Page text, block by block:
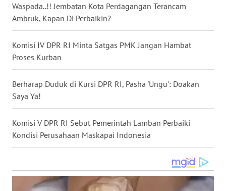
Waspada..!! Jembatan Kota Perdagangan Terancam
Ambruk, Kapan Di Perbaikin?
Komisi IV DPR RI Minta Satgas PMK Jangan Hambat
Proses Kurban
Berharap Duduk di Kursi DPR RI, Pasha 'Ungu': Doakan
Saya Ya!
Komisi V DPR RI Sebut Pemerintah Lamban Perbaiki
Kondisi Perusahaan Maskapai Indonesia
SUMEDANG
WN
CIANJUR
WN
KEPULAUAN
SERIBU
WN
TANGERANG
WN
BINJAI